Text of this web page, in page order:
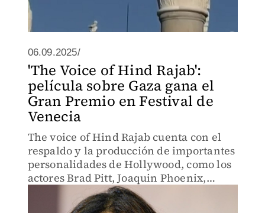
06.09.2025/
'The Voice of Hind Rajab':
película sobre Gaza gana el
Gran Premio en Festival de
Venecia
The voice of Hind Rajab cuenta con el
respaldo y la producción de importantes
personalidades de Hollywood, como los
actores Brad Pitt, Joaquin Phoenix,
Rooney Mara y el director mexicano
Alfonso Cuarón.